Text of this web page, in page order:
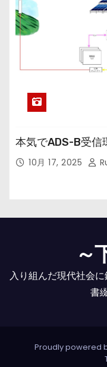
本気でADS-B受信
10月 17, 2025
～
入り組んだ現代社会
書
Proudly powered